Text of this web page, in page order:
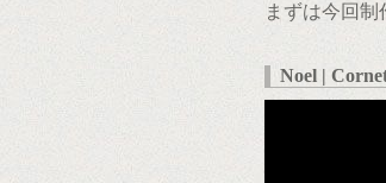
まずは今回制
Noel |